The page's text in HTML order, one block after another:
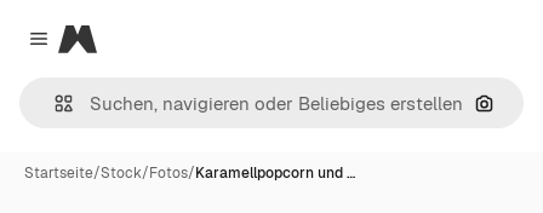
Close menu
Magnific
Nach
Startseite/Stock/Fotos/Karamellpopcorn und …